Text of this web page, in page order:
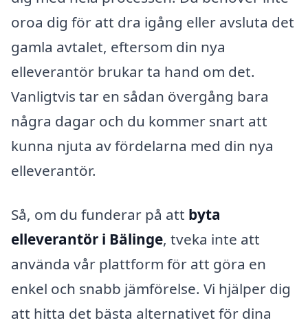
oroa dig för att dra igång eller avsluta det
gamla avtalet, eftersom din nya
elleverantör brukar ta hand om det.
Vanligtvis tar en sådan övergång bara
några dagar och du kommer snart att
kunna njuta av fördelarna med din nya
elleverantör.
Så, om du funderar på att byta
elleverantör i Bälinge, tveka inte att
använda vår plattform för att göra en
enkel och snabb jämförelse. Vi hjälper dig
att hitta det bästa alternativet för dina